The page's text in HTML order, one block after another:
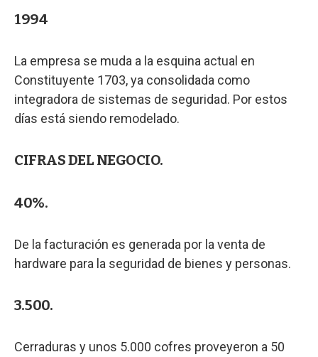
1994
La empresa se muda a la esquina actual en
Constituyente 1703, ya consolidada como
integradora de sistemas de seguridad. Por estos
días está siendo remodelado.
CIFRAS DEL NEGOCIO.
40%.
De la facturación es generada por la venta de
hardware para la seguridad de bienes y personas.
3.500.
Cerraduras y unos 5.000 cofres proveyeron a 50